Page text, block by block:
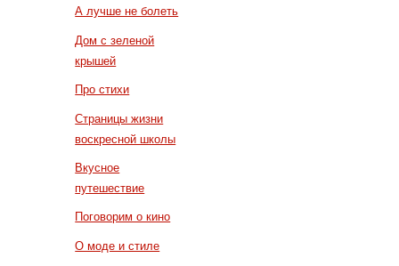
А лучше не болеть
Дом с зеленой
крышей
Про стихи
Страницы жизни
воскресной школы
Вкусное
путешествие
Поговорим о кино
О моде и стиле